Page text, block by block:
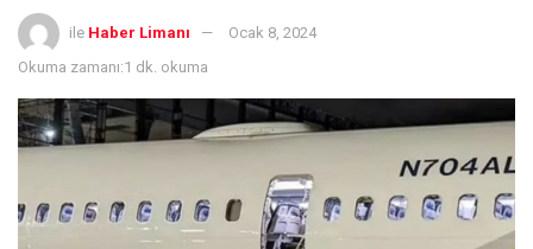
ile Haber Limanı
Ocak 8, 2024
Okuma zamanı:1 dk. okuma